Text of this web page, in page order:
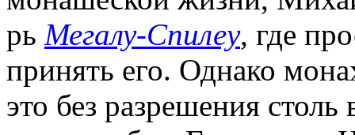
рь Мегалу-Спилеу, где
принять его. Однако
это без разрешения столь